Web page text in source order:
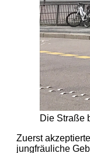
Die Straße
Zuerst
jungfräuliche